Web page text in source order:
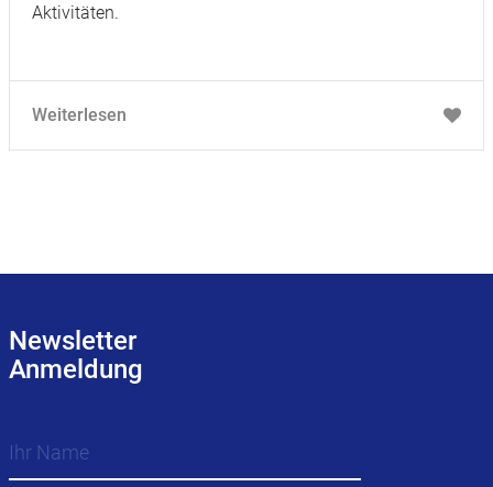
Aktivitäten.
Weiterlesen
Newsletter
Anmeldung